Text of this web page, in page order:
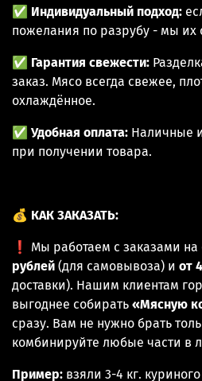
✅ Индивидуальный подход:
пожелания по разрубу - мы их
✅ Гарантия свежести:
заказ. Мясо всегда свежее,
охлаждённое.
✅ Удобная оплата: Наличные
при получении товара.
💰 КАК ЗАКАЗАТЬ:
❗ Мы работаем с заказами
рублей (для самовывоза) и от
доставки). Нашим клиентам
выгоднее собирать «Мясную
сразу. Вам не нужно брать
комбинируйте любые части в
Пример: взяли 3-4 кг.